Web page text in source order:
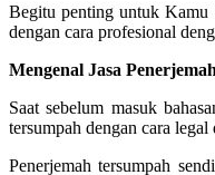
Begitu penting untuk Kamu
dengan cara profesional
Mengenal Jasa
Saat sebelum masuk
tersumpah dengan cara
Penerjemah tersumpah